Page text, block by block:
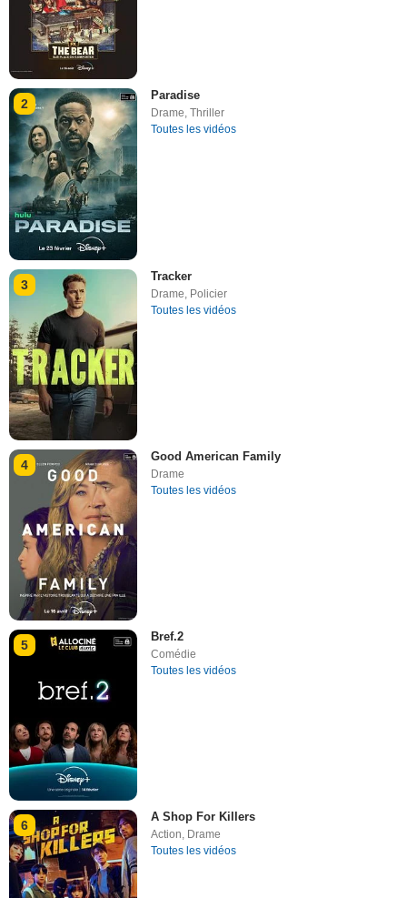
2
Paradise
Drame,Thriller
Toutes les vidéos
3
Tracker
Drame Policier
Toutes les vidéos
4
Good American Family
Drame
Toutes les vidéos
5
Bref.2
Comédie
Toutes les vidéos
6
A Shop For Killers
Action, Drame
Toutes les vidéos